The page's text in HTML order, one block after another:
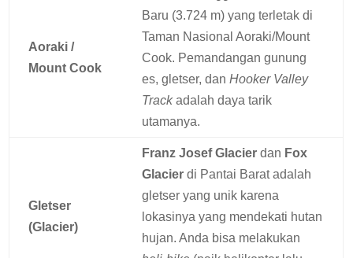
Aoraki /
Mount Cook
Baru (3.724 m) yang terletak di
Taman Nasional Aoraki/Mount
Cook. Pemandangan gunung
es, gletser, danHooker Valley
Trackadalah daya tarik
utamanya.
Gletser
(Glacier)
Franz Josef Glacier dan Fox
Glacier di Pantai Barat adalah
gletser yang unik karena
lokasinya yang mendekati hutan
hujan. Anda bisa melakukan